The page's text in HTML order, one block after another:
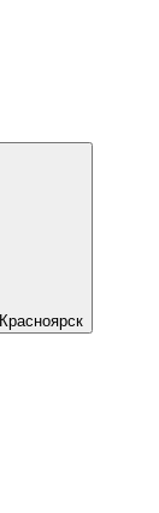
Красноярск